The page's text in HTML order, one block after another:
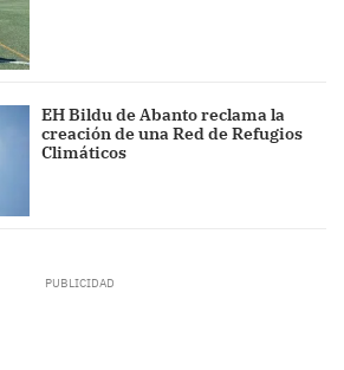
EH Bildu de Abanto reclama la
creación de una Red de Refugios
Climáticos